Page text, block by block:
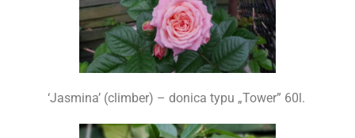
‘Jasmina’ (climber) – donica typu „Tower” 60l.